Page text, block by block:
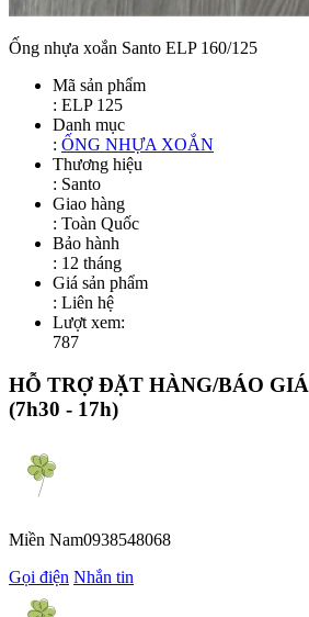
Ống nhựa xoắn Santo ELP 160/125
Mã sản phẩm
: ELP 125
Danh mục
: ỐNG NHỰA XOẮN
Thương hiệu
: Santo
Giao hàng
: Toàn Quốc
Bảo hành
: 12 tháng
Giá sản phẩm
: Liên hệ
Lượt xem:
787
HỖ TRỢ ĐẶT HÀNG/BÁO GIÁ
(7h30 - 17h)
Miền Nam0938548068
Gọi điện Nhắn tin